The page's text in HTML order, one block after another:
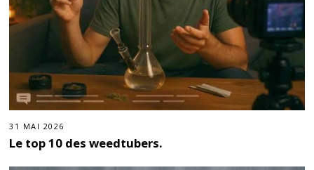
31 MAI 2026
Le top 10 des weedtubers.